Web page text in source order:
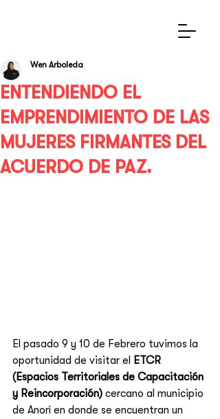
ENTENDIENDO EL
EMPRENDIMIENTO DE LAS
MUJERES FIRMANTES DEL
ACUERDO DE PAZ.
Wen Arboleda
El pasado 9 y 10 de Febrero tuvimos la
oportunidad de visitar el
ETCR
(Espacios Territoriales de Capacitación
y Reincorporación) cercano al municipio
de Anorí en donde se encuentran un